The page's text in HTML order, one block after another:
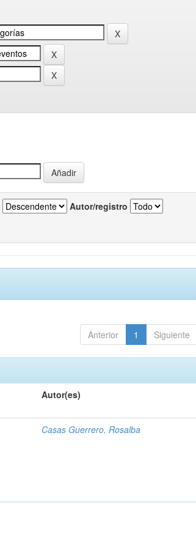
Autor/registro
Anterior 1 Siguiente
Autor(es)
Casas Guerrero, Rosalba